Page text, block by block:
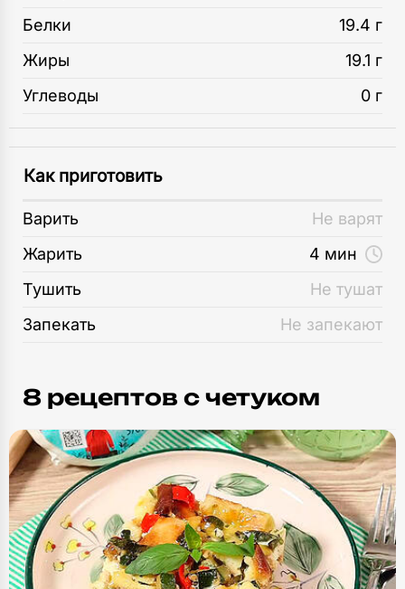
Белки
19.4 г
Жиры
19.1 г
Углеводы
0 г
Как приготовить
Варить
Не варят
Жарить
4 мин
Тушить
Не тушат
Запекать
Не запекают
8 рецептов c четуком